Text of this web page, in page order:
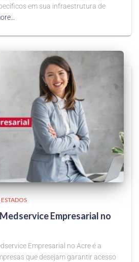
em sua infraestrutura de
Empresarial no
Empresarial no Acre é a
que desejam garantir acesso